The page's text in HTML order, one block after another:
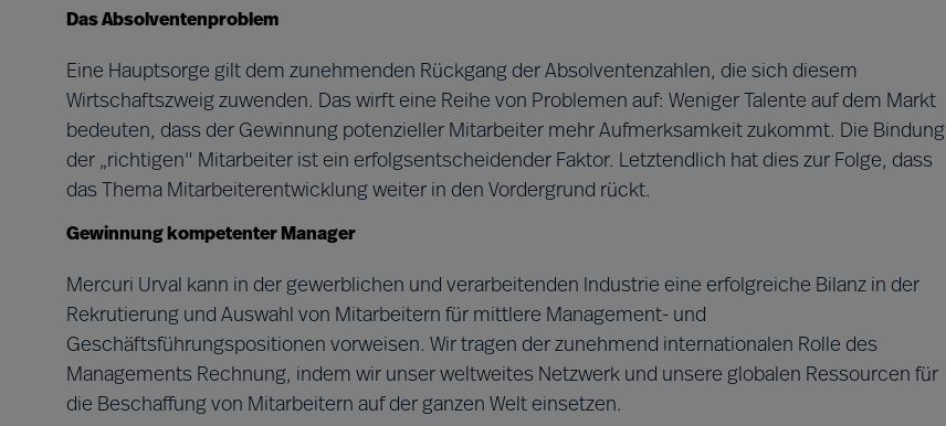
Das Absolventenproblem
Eine Hauptsorge gilt dem zunehmenden Rückgang der Absolventenzahlen, die sich diesem
Wirtschaftszweig zuwenden. Das wirft eine Reihe von Problemen auf: Weniger Talente auf dem Markt
bedeuten, dass der Gewinnung potenzieller Mitarbeiter mehr Aufmerksamkeit zukommt. Die Bindung
der „richtigen" Mitarbeiter ist ein erfolgsentscheidender Faktor. Letztendlich hat dies zur Folge, dass
das Thema Mitarbeiterentwicklung weiter in den Vordergrund rückt.
Gewinnung kompetenter Manager
Mercuri Urval kann in der gewerblichen und verarbeitenden Industrie eine erfolgreiche Bilanz in der
Rekrutierung und Auswahl von Mitarbeitern für mittlere Management- und
Geschäftsführungspositionen vorweisen. Wir tragen der zunehmend internationalen Rolle des
Managements Rechnung, indem wir unser weltweites Netzwerk und unsere globalen Ressourcen für
die Beschaffung von Mitarbeitern auf der ganzen Welt einsetzen.